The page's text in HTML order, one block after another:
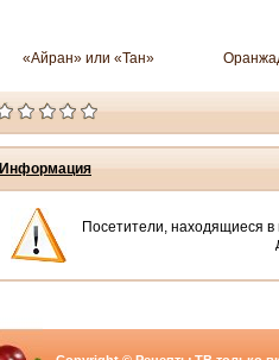
«Айран» или «Тан»
Информация
Посетители, находящиеся в